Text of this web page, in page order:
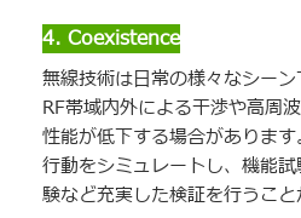
4. Coexistence
無線技術は日常の様々なシーン
RF帯域内外による干渉や高周
性能が低下する場合がありま
行動をシミュレートし、機能
験など充実した検証を行うこと